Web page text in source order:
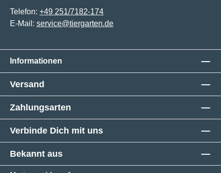
Telefon: +49 251/7182-174
E-Mail: service@tiergarten.de
Informationen
Versand
Zahlungsarten
Verbinde Dich mit uns
Bekannt aus